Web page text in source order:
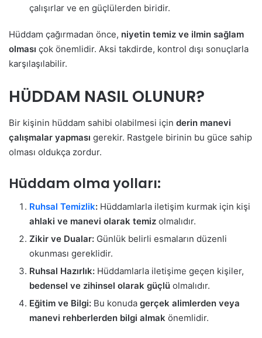
çalışırlar ve en güçlülerden biridir.
Hüddam çağırmadan önce, niyetin temiz ve ilmin sağlam
olması çok önemlidir. Aksi takdirde, kontrol dışı sonuçlarla
karşılaşılabilir.
HÜDDAM NASIL OLUNUR?
Bir kişinin hüddam sahibi olabilmesi için derin manevi
çalışmalar yapması gerekir. Rastgele birinin bu güce sahip
olması oldukça zordur.
Hüddam olma yolları:
Ruhsal Temizlik: Hüddamlarla iletişim kurmak için kişi
ahlaki ve manevi olarak temiz olmalıdır.
Zikir ve Dualar: Günlük belirli esmaların düzenli
okunması gereklidir.
Ruhsal Hazırlık: Hüddamlarla iletişime geçen kişiler,
bedensel ve zihinsel olarak güçlü olmalıdır.
Eğitim ve Bilgi: Bu konuda gerçek alimlerden veya
manevi rehberlerden bilgi almak önemlidir.